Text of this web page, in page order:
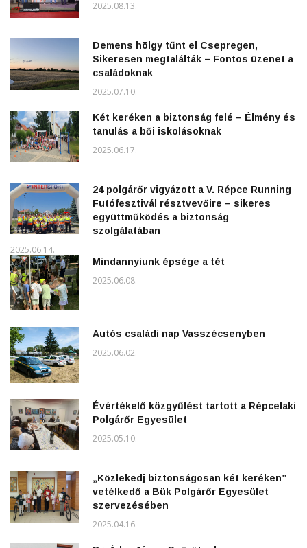
2025.08.13.
Demens hölgy tűnt el Csepregen,
Sikeresen megtalálták – Fontos üzenet a
családoknak
2025.07.10.
Két keréken a biztonság felé – Élmény és
tanulás a bői iskolásoknak
2025.06.17.
24 polgárőr vigyázott a V. Répce Running
Futófesztivál résztvevőire – sikeres
együttműködés a biztonság
szolgálatában
2025.06.14.
Mindannyiunk épsége a tét
2025.06.08.
Autós családi nap Vasszécsenyben
2025.06.02.
Évértékelő közgyűlést tartott a Répcelaki
Polgárőr Egyesület
2025.05.10.
„Közlekedj biztonságosan két keréken”
vetélkedő a Bük Polgárőr Egyesület
szervezésében
2025.04.16.